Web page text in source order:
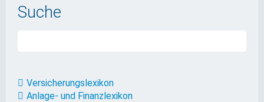
Suche
Versicherungslexikon
Anlage- und Finanzlexikon